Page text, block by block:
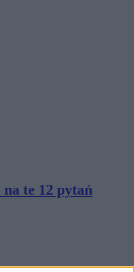
te 12 pytań